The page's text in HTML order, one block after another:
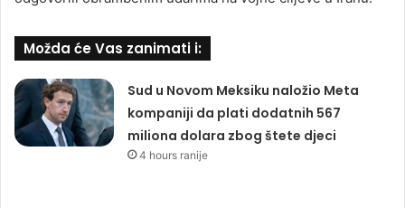
Možda će Vas zanimati i:
Sud u Novom Meksiku naložio Meta
kompaniji da plati dodatnih 567
miliona dolara zbog štete djeci
4 hours ranije